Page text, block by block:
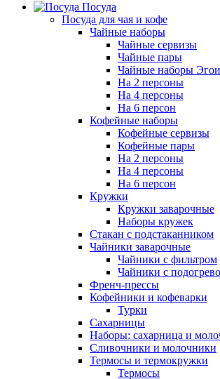
Посуда
Посуда для чая и кофе
Чайные наборы
Чайные сервизы
Чайные пары
Чайные наборы
На 2 персоны
На 4 персоны
На 6 персон
Кофейные наборы
Кофейные сервизы
Кофейные пары
На 2 персоны
На 4 персоны
На 6 персон
Кружки
Кружки заварочные
Наборы кружек
Стакан с подстаканником
Чайники заварочные
Чайники с фильтром
Чайники с
Френч-прессы
Кофейники и кофеварки
Турки
Сахарницы
Наборы: сахарница и
Сливочники и молочники
Термосы и термокружки
Термосы